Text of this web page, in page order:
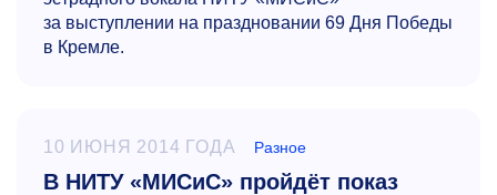
за выступлении на праздновании 69 Дня Победы
в Кремле.
10 ИЮНЯ 2014 ГОДА Разное
В НИТУ «МИСиС» пройдёт показ